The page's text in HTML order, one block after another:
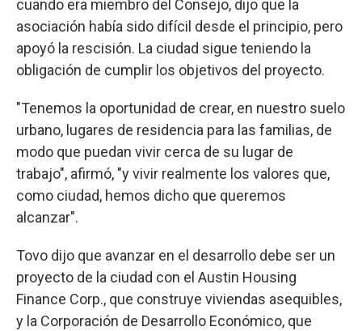
cuando era miembro del Consejo, dijo que la
asociación había sido difícil desde el principio, pero
apoyó la rescisión. La ciudad sigue teniendo la
obligación de cumplir los objetivos del proyecto.
"Tenemos la oportunidad de crear, en nuestro suelo
urbano, lugares de residencia para las familias, de
modo que puedan vivir cerca de su lugar de
trabajo", afirmó, "y vivir realmente los valores que,
como ciudad, hemos dicho que queremos
alcanzar".
Tovo dijo que avanzar en el desarrollo debe ser un
proyecto de la ciudad con el Austin Housing
Finance Corp., que construye viviendas asequibles,
y la Corporación de Desarrollo Económico, que